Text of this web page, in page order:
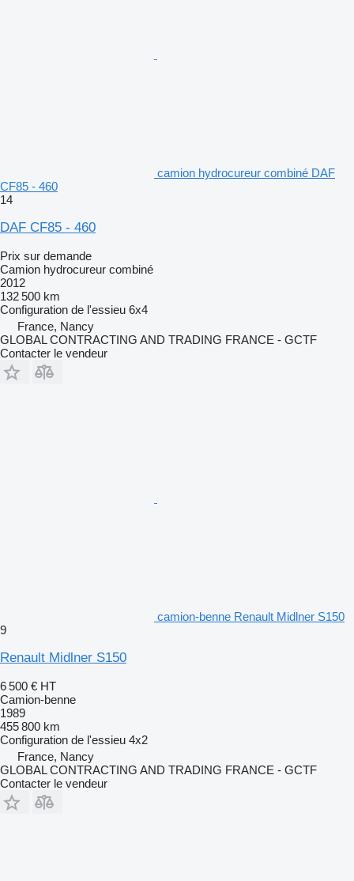
camion hydrocureur combiné DAF
CF85 - 460
14
DAF CF85 - 460
Prix sur demande
Camion hydrocureur combiné
2012
132 500 km
Configuration de l'essieu 6x4
France, Nancy
GLOBAL CONTRACTING AND TRADING FRANCE - GCTF
Contacter le vendeur
camion-benne Renault Midlner S150
9
Renault Midlner S150
6 500 € HT
Camion-benne
1989
455 800 km
Configuration de l'essieu 4x2
France, Nancy
GLOBAL CONTRACTING AND TRADING FRANCE - GCTF
Contacter le vendeur